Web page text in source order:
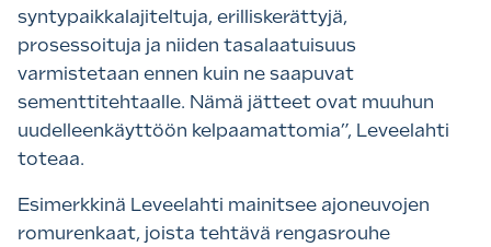
syntypaikkalajiteltuja, erilliskerättyjä,
prosessoituja ja niiden tasalaatuisuus
varmistetaan ennen kuin ne saapuvat
sementtitehtaalle. Nämä jätteet ovat muuhun
uudelleenkäyttöön kelpaamattomia”, Leveelahti
toteaa.
Esimerkkinä Leveelahti mainitsee ajoneuvojen
romurenkaat, joista tehtävä rengasrouhe